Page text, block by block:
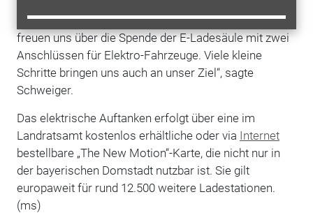
Wir wollen dieElektromobilitätvoranbringen und
freuen uns über die Spende der E-Ladesäule mit zwei
Anschlüssen für Elektro-Fahrzeuge. Viele kleine
Schritte bringen uns auch an unser Ziel“, sagte
Schweiger.
Das elektrische Auftanken erfolgt über eine im
Landratsamt kostenlos erhältliche oder via Internet
bestellbare „The New Motion“-Karte, die nicht nur in
der bayerischen Domstadt nutzbar ist. Sie gilt
europaweit für rund 12.500 weitere Ladestationen.
(ms)